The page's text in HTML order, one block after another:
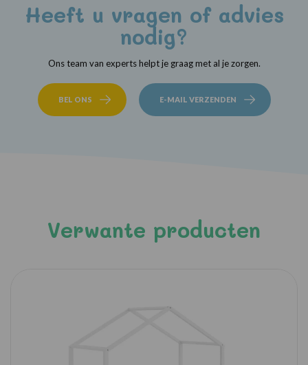
Heeft u vragen of advies
nodig?
Ons team van experts helpt je graag met al je zorgen.
BEL ONS E-MAIL VERZENDEN
Verwante producten